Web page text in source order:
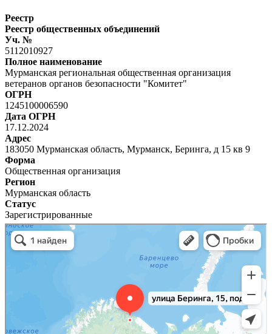
Реестр
Реестр общественных объединений
Уч. №
5112010927
Полное наименование
Мурманская региональная общественная организация
ветеранов органов безопасности "Комитет"
ОГРН
1245100006590
Дата ОГРН
17.12.2024
Адрес
183050 Мурманская область, Мурманск, Беринга, д 15 кв 9
Форма
Общественная организация
Регион
Мурманская область
Статус
Зарегистрированные